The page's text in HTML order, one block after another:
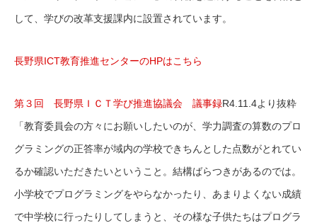
して、学びの改革支援課内に設置されています。
長野県ICT教育推進センターのHPはこちら
第３回 長野県ＩＣＴ学び推進協議会 議事録R4.11.4より抜粋
「教育委員会の方々にお願いしたいのが、学力調査の算数のプロ
グラミングの正答率が域内の学校できちんとした点数がとれてい
るか確認いただきたいということ。結構ばらつきがあるのでは。
小学校でプログラミングをやらなかったり、あまりよくない成績
で中学校に行ったりしてしまうと、その様な子供たちはプログラ